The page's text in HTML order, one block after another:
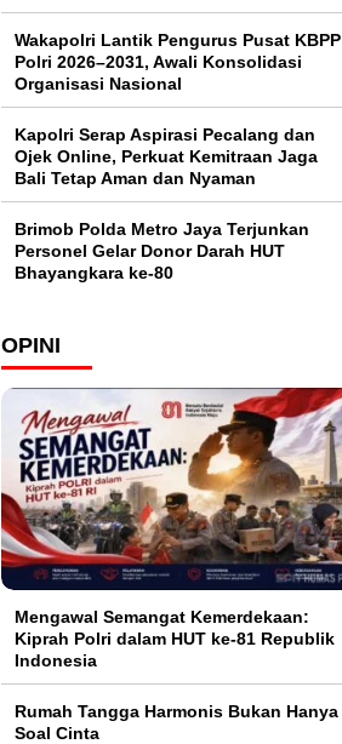
Wakapolri Lantik Pengurus Pusat KBPP
Polri 2026–2031, Awali Konsolidasi
Organisasi Nasional
Kapolri Serap Aspirasi Pecalang dan
Ojek Online, Perkuat Kemitraan Jaga
Bali Tetap Aman dan Nyaman
Brimob Polda Metro Jaya Terjunkan
Personel Gelar Donor Darah HUT
Bhayangkara ke-80
OPINI
Mengawal Semangat Kemerdekaan:
Kiprah Polri dalam HUT ke-81 Republik
Indonesia
Rumah Tangga Harmonis Bukan Hanya
Soal Cinta